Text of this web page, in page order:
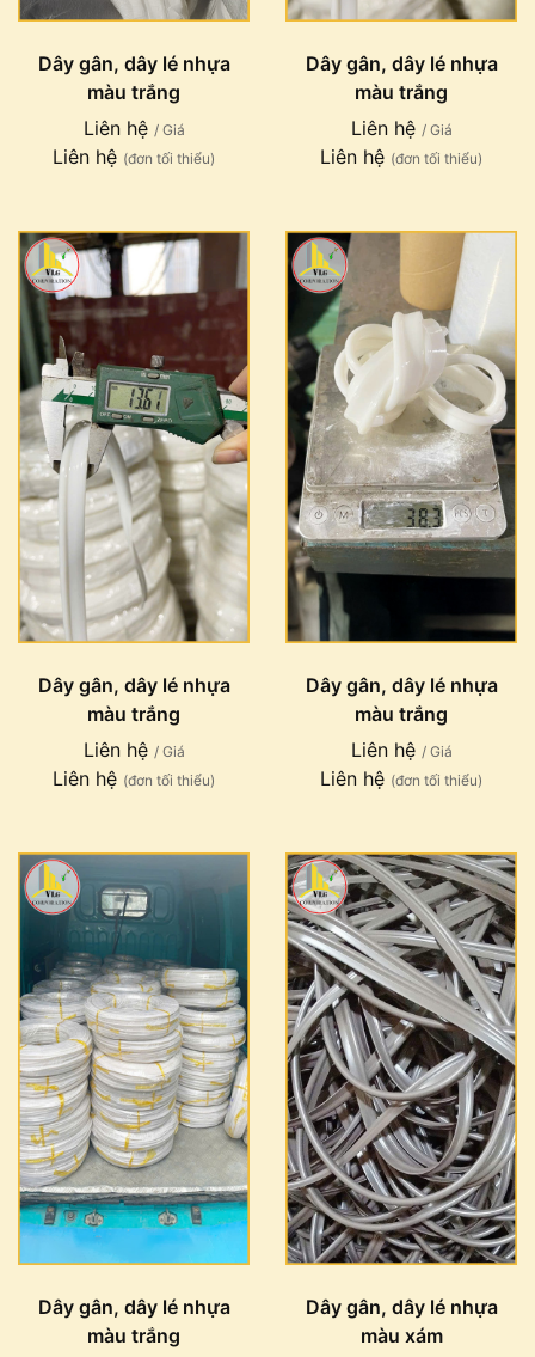
Dây gân, dây lé nhựa
màu trắng
Liên hệ / Giá
Liên hệ (đơn tối thiểu)
Dây gân, dây lé nhựa
màu trắng
Liên hệ / Giá
Liên hệ (đơn tối thiểu)
Dây gân, dây lé nhựa
màu trắng
Liên hệ / Giá
Liên hệ (đơn tối thiểu)
Dây gân, dây lé nhựa
màu trắng
Liên hệ / Giá
Liên hệ (đơn tối thiểu)
Dây gân, dây lé nhựa
màu trắng
Dây gân, dây lé nhựa
màu xám